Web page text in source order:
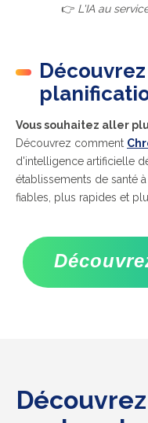
👉 L'IA au
Vous souhaitez aller
Découvrez comment
d'intelligence artificielle
établissements de santé
fiables, plus rapides et